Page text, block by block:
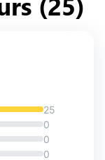
25
0
0
0